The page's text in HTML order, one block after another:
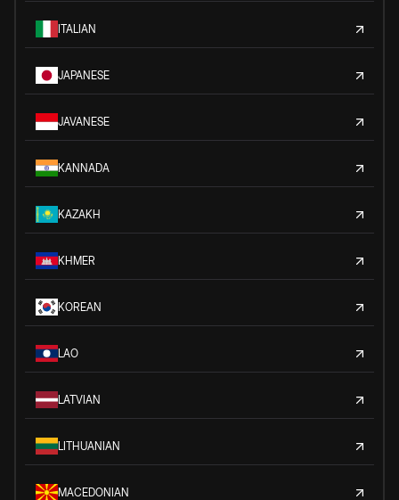
ITALIAN
JAPANESE
JAVANESE
KANNADA
KAZAKH
KHMER
KOREAN
LAO
LATVIAN
LITHUANIAN
MACEDONIAN